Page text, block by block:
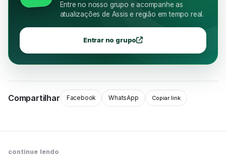
Entre no nosso grupo e acompanhe as
atualizações de Assis e região em tempo real.
Entrar no grupo
Compartilhar Facebook WhatsApp Copiar link
continue lendo